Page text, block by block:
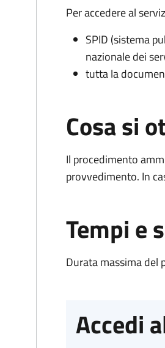
Per accedere al
SPID (sistema
nazionale dei
tutta la
Cosa si
Il procedimento
provvedimento. In
Tempi e
Durata massima del
Accedi